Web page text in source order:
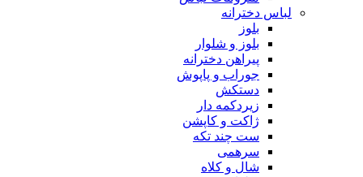
لباس دخترانه
بلوز
بلوز و شلوار
پیراهن دخترانه
جوراب و پاپوش
دستکش
زیردکمه دار
ژاکت و کاپشن
ست چند تکه
سرهمی
شال و کلاه